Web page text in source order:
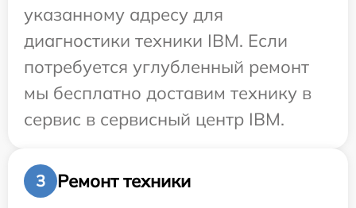
указанному адресу для
диагностики техники IBM. Если
потребуется углубленный ремонт
мы бесплатно доставим технику в
сервис в сервисный центр IBM.
3
Ремонт техники